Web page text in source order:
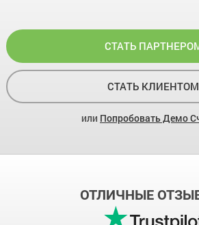
СТАТЬ
СТАТЬ КЛИЕНТОМ
или Попробовать Демо
ОТЛИЧНЫЕ